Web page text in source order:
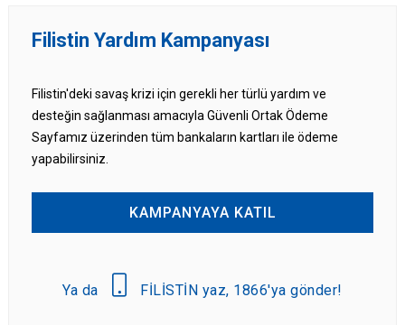
Filistin Yardım Kampanyası
Filistin'deki savaş krizi için gerekli her türlü yardım ve
desteğin sağlanması amacıyla Güvenli Ortak Ödeme
Sayfamız üzerinden tüm bankaların kartları ile ödeme
yapabilirsiniz.
KAMPANYAYA KATIL
Ya da FİLİSTİN yaz, 1866'ya gönder!